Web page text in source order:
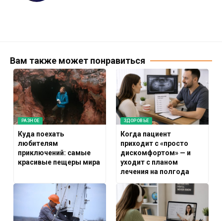
Вам также может понравиться
РАЗНОЕ
Куда поехать
любителям
приключений: самые
красивые пещеры мира
ЗДОРОВЬЕ
Когда пациент
приходит с «просто
дискомфортом» — и
уходит с планом
лечения на полгода